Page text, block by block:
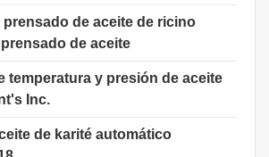
prensado de aceite de ricino
de aceite
temperatura y presión de aceite
Inc.
de karité automático